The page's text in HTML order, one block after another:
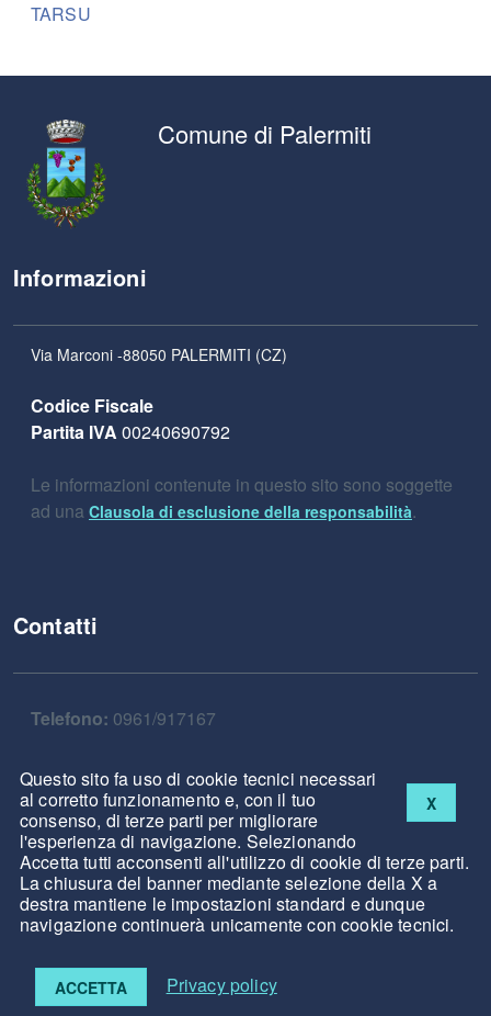
X
Questo sito fa uso di cookie tecnici necessari
al corretto funzionamento e, con il tuo
consenso, di terze parti per migliorare
l'esperienza di navigazione. Selezionando
Accetta tutti acconsenti all'utilizzo di cookie di terze parti.
La chiusura del banner mediante selezione della X a
destra mantiene le impostazioni standard e dunque
navigazione continuerà unicamente con cookie tecnici.
ACCETTA Privacy policy
TARSU
Comune di Palermiti
Informazioni
Via Marconi -88050 PALERMITI (CZ)
Codice Fiscale
Partita IVA 00240690792
Le informazioni contenute in questo sito sono soggette
ad una Clausola di esclusione della responsabilità.
Contatti
Telefono: 0961/917167
Fax:0961/917900
Email:info@comune.palermiti.cz.it
Note legali Privacy
Powered by